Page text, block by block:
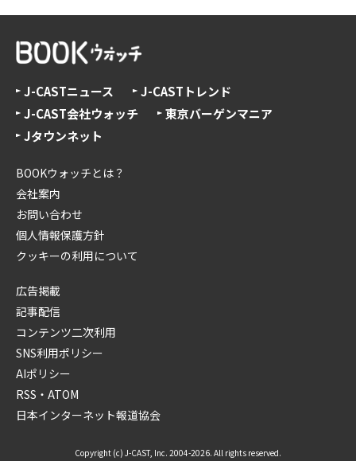
J-CASTニュース
J-CASTトレンド
J-CAST会社ウォッチ
東京バーゲンマニア
Jタウンネット
BOOKウォッチとは？
会社案内
お問い合わせ
個人情報保護方針
クッキーの利用について
広告掲載
記事配信
コンテンツ二次利用
SNS利用ポリシー
AIポリシー
RSS・ATOM
日本インターネット報道協会
Copyright (c) J-CAST, Inc. 2004-2026. All rights reserved.